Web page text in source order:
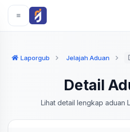
Langsung ke konten utama
Langsung ke navigasi
Laporgub Jelajah Aduan
Detail
Lihat detail lengkap aduan